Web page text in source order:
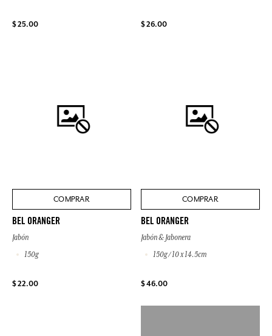
$ 25.00 $ 26.00
COMPRAR
BEL ORANGER
Jabón
150g
$ 22.00
COMPRAR
BEL ORANGER
Jabón & Jabonera
150g / 10 x 14.5cm
$ 46.00